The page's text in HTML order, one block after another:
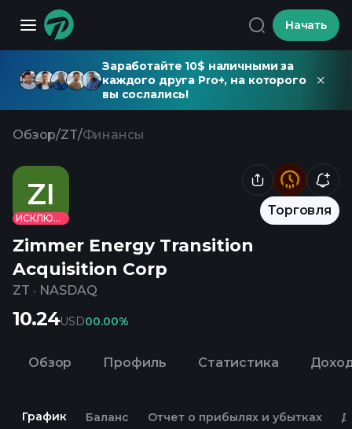
Начать
Заработайте 10$ наличными за
каждого друга Pro+, на которого
вы сослались!
Обзор/ZT/Финансы
ZI
ИСКЛЮЧЕНО
Торговля
Zimmer Energy Transition
Acquisition Corp
ZT · NASDAQ
10.24USD00.00%
Обзор Профиль Статистика
График Баланс Отчет о прибылях и убытках